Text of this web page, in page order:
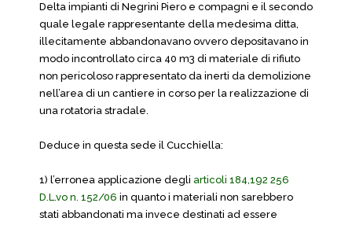
Delta impianti di Negrini Piero e compagni e il secondo
quale legale rappresentante della medesima ditta,
illecitamente abbandonavano ovvero depositavano in
modo incontrollato circa 40 m3 di materiale di rifiuto
non pericoloso rappresentato da inerti da demolizione
nell’area di un cantiere in corso per la realizzazione di
una rotatoria stradale.
Deduce in questa sede il Cucchiella:
1) l’erronea applicazione degli articoli 184,192 256
D.L.vo n. 152/06 in quanto i materiali non sarebbero
stati abbandonati ma invece destinati ad essere